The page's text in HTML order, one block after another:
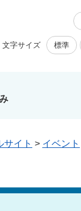
文字サイズ 標準
サイト > イベント